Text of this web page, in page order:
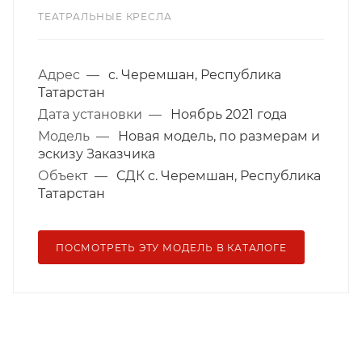
ТЕАТРАЛЬНЫЕ КРЕСЛА
Адрес — c. Черемшан, Республика
Татарстан
Дата установки —
Ноябрь 2021 года
Модель —
Новая модель, по размерам и
эскизу Заказчика
Объект —
СДК c. Черемшан, Республика
Татарстан
ПОСМОТРЕТЬ ЭТУ МОДЕЛЬ В КАТАЛОГЕ